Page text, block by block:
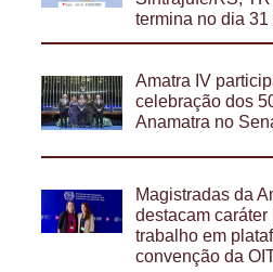
termina no dia
Amatra IV
celebração dos
Anamatra no
Magistradas da
destacam
trabalho em
convenção da